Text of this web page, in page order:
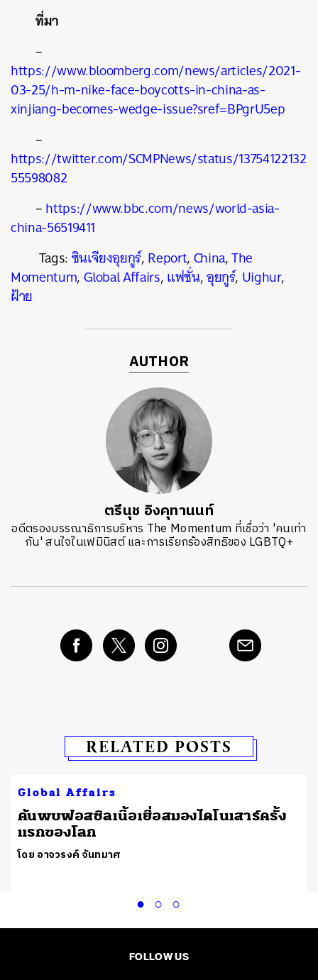
ที่มา
–
https://www.bloomberg.com/news/articles/2021-
03-25/h-m-nike-face-boycotts-in-china-as-
xinjiang-becomes-wedge-issue?sref=BPgrU5ep
–
https://twitter.com/SCMPNews/status/13754122132
55598082
–https://www.bbc.com/news/world-asia-
china-56519411
Tags:ซินเจียงอุยกูร์,Report,China,The
Momentum,Global Affairs,แฟชั่น,อุยกูร์, Uighur,
ฝ้าย
AUTHOR
ตรีนุช อิงคุทานนท์
อดีตรองบรรณาธิการบริหาร The Momentum ที่เชื่อว่า 'คนเท่า
กัน' สนใจในเฟมินิสต์ และการเรียกร้องสิทธิของ LGBTQ+
RELATED POSTS
Global Affairs
ค้นพบฟอสซิลเนื้อเยื่อสมองไดโนเสาร์ครั้ง
แรกของโลก
โดย อาจวรงค์ จันทมาศ
FOLLOW US